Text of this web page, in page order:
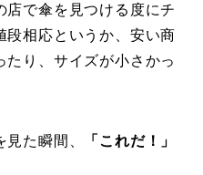
店で傘を見つける度にチ
段相応というか、安い商
り、サイズが小さかっ
た瞬間、
「これだ！」